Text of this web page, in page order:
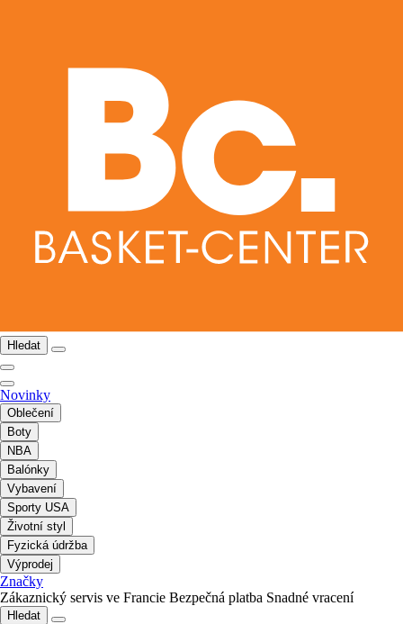
Hledat
Novinky
Oblečení
Boty
NBA
Balónky
Vybavení
Sporty USA
Životní styl
Fyzická údržba
Výprodej
Značky
Zákaznický servis ve Francie Bezpečná platba Snadné vracení
Hledat